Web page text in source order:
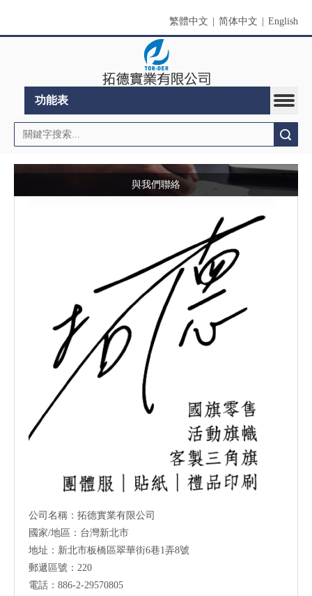
繁體中文 简体中文 English
功能表
與我們聯絡
公司名稱：拓德實業有限公司
國家/地區：台灣新北市
地址：新北市板橋區翠華街6巷1弄8號
郵遞區號：220
電話：886-2-29570805